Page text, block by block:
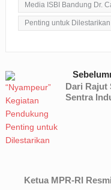
Media ISBI Bandung Dr.
Penting untuk Dilestarikan
Dari Rajut
Sentra
Ketua MPR-RI